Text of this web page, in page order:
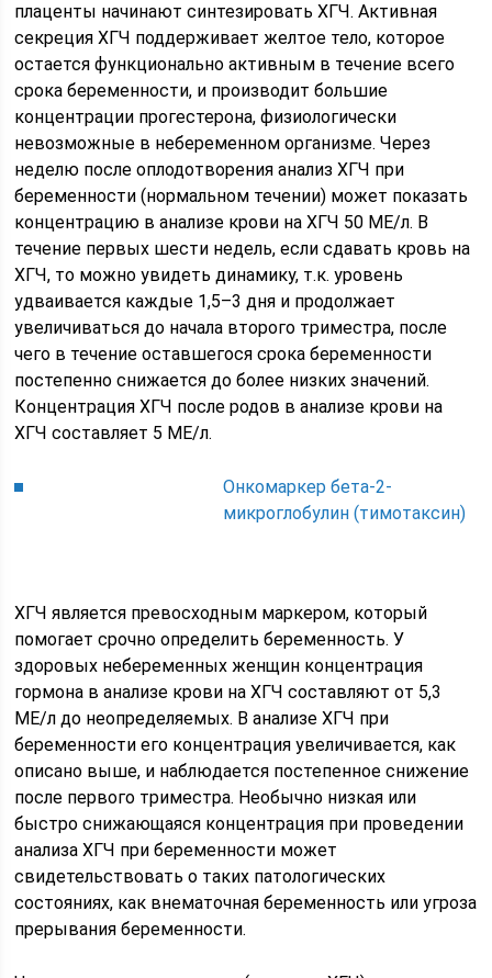
плаценты начинают синтезировать ХГЧ. Активная
секреция ХГЧ поддерживает желтое тело, которое
остается функционально активным в течение всего
срока беременности, и производит большие
концентрации прогестерона, физиологически
невозможные в небеременном организме. Через
неделю после оплодотворения анализ ХГЧ при
беременности (нормальном течении) может показать
концентрацию в анализе крови на ХГЧ 50 МЕ/л. В
течение первых шести недель, если сдавать кровь на
ХГЧ, то можно увидеть динамику, т.к. уровень
удваивается каждые 1,5–3 дня и продолжает
увеличиваться до начала второго триместра, после
чего в течение оставшегося срока беременности
постепенно снижается до более низких значений.
Концентрация ХГЧ после родов в анализе крови на
ХГЧ составляет 5 МЕ/л.
Онкомаркер бета-2-
микроглобулин (тимотаксин)
ХГЧ является превосходным маркером, который
помогает срочно определить беременность. У
здоровых небеременных женщин концентрация
гормона в анализе крови на ХГЧ составляют от 5,3
МЕ/л до неопределяемых. В анализе ХГЧ при
беременности его концентрация увеличивается, как
описано выше, и наблюдается постепенное снижение
после первого триместра. Необычно низкая или
быстро снижающаяся концентрация при проведении
анализа ХГЧ при беременности может
свидетельствовать о таких патологических
состояниях, как внематочная беременность или угроза
прерывания беременности.